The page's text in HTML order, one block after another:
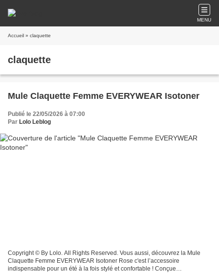
MENU
Accueil » claquette
claquette
Mule Claquette Femme EVERYWEAR Isotoner
Publié le 22/05/2026 à 07:00
Par Lolo Leblog
Copyright © By Lolo. All Rights Reserved. Vous aussi, découvrez la Mule
Claquette Femme EVERYWEAR Isotoner Rose c'est l’accessoire
indispensable pour un été à la fois stylé et confortable ! Conçue